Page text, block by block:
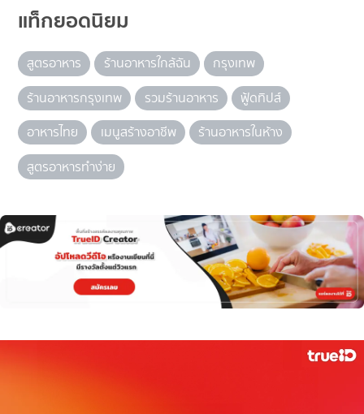
แท็กยอดนิยม
สูตรอาหาร ร้านอาหารใกล้ฉัน
กรุงเทพ
ร้านอาหารกรุงเทพ
รวมร้านอาหาร
ฟู้ดทิปส์
อาหารไทย
เมนูสร้างอาชีพ
ร้านอาหารในห้าง
สูตรอาหารทำง่าย